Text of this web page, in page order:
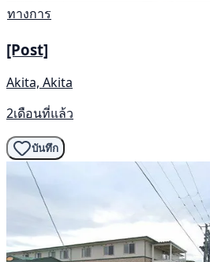
ทางการ
[Post]
Akita, Akita
2เดือนที่แล้ว
บันทึก